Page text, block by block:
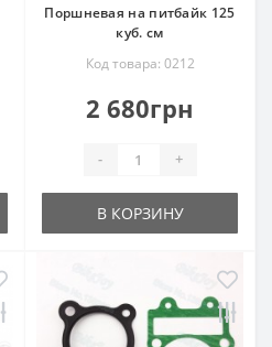
Поршневая на питбайк 125
куб. см
Код товара: 0212
2 680грн
- +
В КОРЗИНУ